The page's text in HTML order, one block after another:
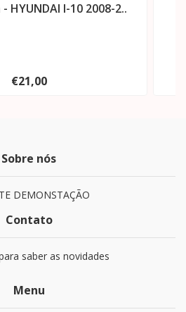
HYUNDAI I-10 2008-2..
€21,00
Sobre nós
DEMONSTAÇÃO
Contato
saber as novidades
Menu